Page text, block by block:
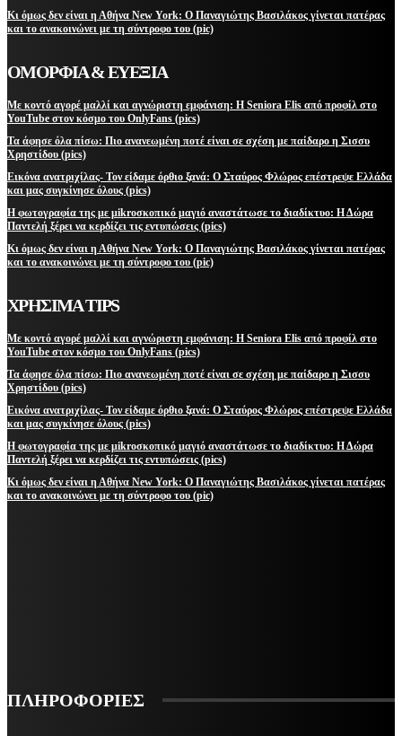
Κι όμως δεν είναι η Αθήνα New York: Ο Παναγιώτης Βασιλάκος γίνεται πατέρας
και το ανακοινώνει με τη σύντροφο του (pic)
ΟΜΟΡΦΙΑ & ΕΥΕΞΙΑ
Με κοντό αγορέ μαλλί και αγνώριστη εμφάνιση: Η Seniora Elis από προφίλ στο
YouTube στον κόσμο του OnlyFans (pics)
Τα άφησε όλα πίσω: Πιο ανανεωμένη ποτέ είναι σε σχέση με παίδαρο η Σισσυ
Χρηστίδου (pics)
Εικόνα ανατριχίλας- Τον είδαμε όρθιο ξανά: Ο Σταύρος Φλώρος επέστρεψε Ελλάδα
και μας συγκίνησε όλους (pics)
Η φωτογραφία της με μikroσκοπικό μαγιό αναστάτωσε το διαδίκτυο: Η Δώρα
Παντελή ξέρει να κερδίζει τις εντυπώσεις (pics)
Κι όμως δεν είναι η Αθήνα New York: Ο Παναγιώτης Βασιλάκος γίνεται πατέρας
και το ανακοινώνει με τη σύντροφο του (pic)
ΧΡΗΣΙΜΑ TIPS
Με κοντό αγορέ μαλλί και αγνώριστη εμφάνιση: Η Seniora Elis από προφίλ στο
YouTube στον κόσμο του OnlyFans (pics)
Τα άφησε όλα πίσω: Πιο ανανεωμένη ποτέ είναι σε σχέση με παίδαρο η Σισσυ
Χρηστίδου (pics)
Εικόνα ανατριχίλας- Τον είδαμε όρθιο ξανά: Ο Σταύρος Φλώρος επέστρεψε Ελλάδα
και μας συγκίνησε όλους (pics)
Η φωτογραφία της με μikroσκοπικό μαγιό αναστάτωσε το διαδίκτυο: Η Δώρα
Παντελή ξέρει να κερδίζει τις εντυπώσεις (pics)
Κι όμως δεν είναι η Αθήνα New York: Ο Παναγιώτης Βασιλάκος γίνεται πατέρας
και το ανακοινώνει με τη σύντροφο του (pic)
ΠΛΗΡΟΦΟΡΙΕΣ